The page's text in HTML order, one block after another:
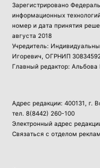
Зарегистрировано
информационных
номер и дата принятия
августа 2018
Учредитель:
Игоревич, ОГРНИП
Главный редактор: Альбова
Адрес редакции: 400131, г.
тел. 8(8442) 260-100
Электронный адрес
Связаться с отделом